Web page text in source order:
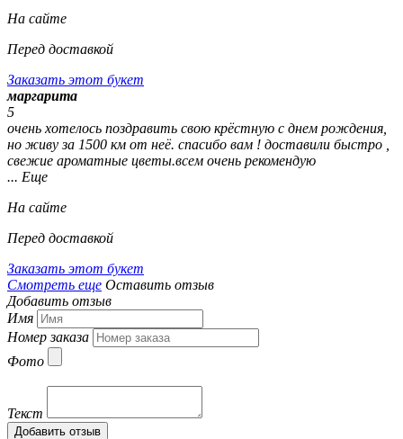
На сайте
Перед доставкой
Заказать этот букет
маргарита
5
очень хотелось поздравить свою крёстную с днем рождения,
но живу за 1500 км от неё. спасибо вам ! доставили быстро ,
свежие ароматные цветы.всем очень рекомендую
... Еще
На сайте
Перед доставкой
Заказать этот букет
Смотреть еще Оставить отзыв
Добавить отзыв
Имя
Номер заказа
Фото
Текст
Добавить отзыв